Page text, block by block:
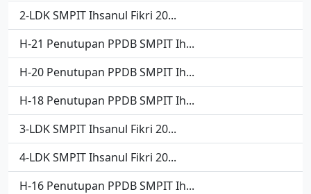
2-LDK SMPIT Ihsanul Fikri 20...
H-21 Penutupan PPDB SMPIT Ih...
H-20 Penutupan PPDB SMPIT Ih...
H-18 Penutupan PPDB SMPIT Ih...
3-LDK SMPIT Ihsanul Fikri 20...
4-LDK SMPIT Ihsanul Fikri 20...
H-16 Penutupan PPDB SMPIT Ih...